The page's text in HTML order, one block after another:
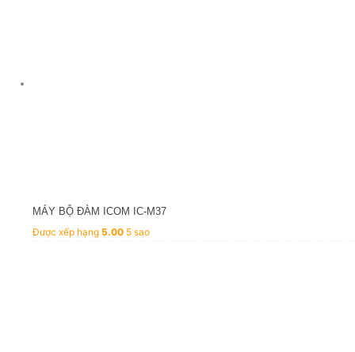
MÁY BỘ ĐÀM ICOM IC-M37
Được xếp hạng5.00 5 sao